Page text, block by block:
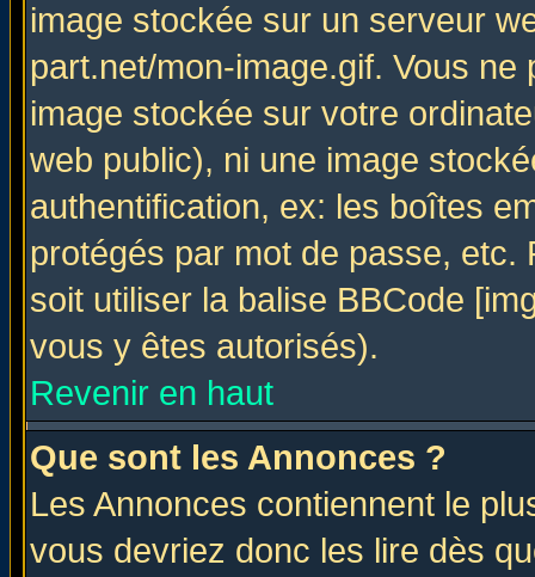
image stockée sur un serveur
part.net/mon-image.gif. Vous
image stockée sur votre
web public), ni une image
authentification, ex: les boîtes
protégés par mot de passe,
soit utiliser la balise BBCode
vous y êtes autorisés).
Revenir en haut
Que sont les Annonces ?
Les Annonces contiennent le
vous devriez donc les lire dès